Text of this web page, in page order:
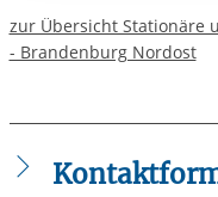
zur Übersicht Stationäre
- Brandenburg Nordost